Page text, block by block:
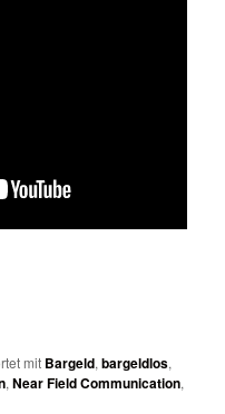
mit Bargeld,bargeldlos,
,Near Field Communication,